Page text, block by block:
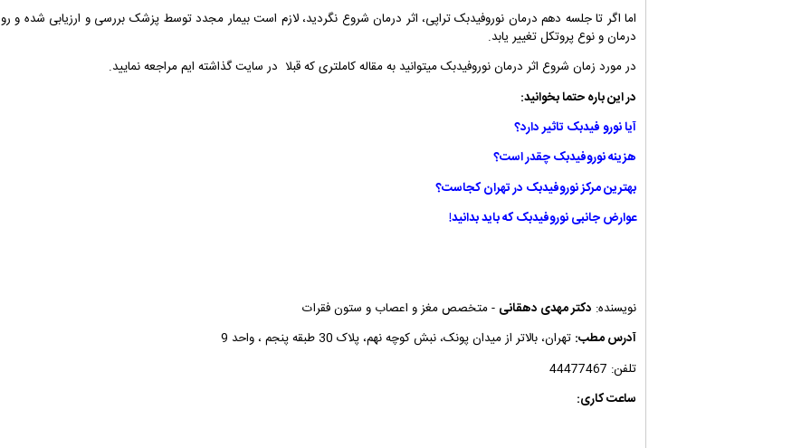
اما اگر تا جلسه دهم درمان نوروفیدبک تراپی، اثر درمان شروع نگردید، لازم است بیمار مجدد توسط پزشک بررسی و ارزیابی شده و
درمان و نوع پروتکل تغییر یابد.
در مورد زمان شروع اثر درمان نوروفیدبک میتوانید به مقاله کاملتری که قبلا در سایت گذاشته ایم مراجعه نمایید.
در این باره حتما بخوانید:
آیا نورو فیدبک تاثیر دارد؟
هزینه نوروفیدبک چقدر است؟
بهترین مرکز نوروفیدبک در تهران کجاست؟
عوارض جانبی نوروفیدبک که باید بدانید!
نویسنده: دکتر مهدی دهقانی - متخصص مغز و اعصاب و ستون فقرات
آدرس مطب: تهران، بالاتر از میدان پونک، نبش کوچه نهم، پلاک 30 طبقه پنجم ، واحد 9
تلفن: 44477467
ساعت کاری: